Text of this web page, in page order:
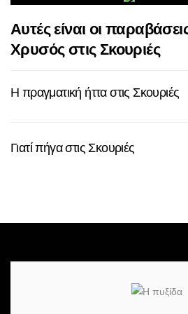
Αυτές είναι οι
Χρυσός στις Σκουριές
Η πραγματική ήττα στις Σκουριές
Γιατί πήγα στις Σκουριές